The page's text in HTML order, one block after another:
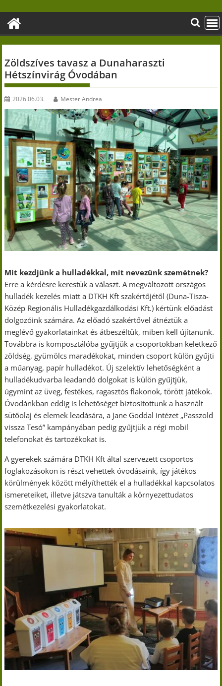
content
Zöldszíves tavasz a Dunaharaszti
Hétszínvirág Óvodában
2026.06.03. Mester Andrea
Mit kezdjünk a hulladékkal, mit nevezünk szemétnek?
Erre a kérdésre kerestük a választ. A megváltozott országos
hulladék kezelés miatt a DTKH Kft szakértőjétől (Duna-Tisza-
Közép Regionális Hulladékgazdálkodási Kft.) kértünk előadást
dolgozóink számára. Az előadó szakértővel átnéztük a
meglévő gyakorlatainkat és átbeszéltük, miben kell újítanunk.
Továbbra is komposztálóba gyűjtjük a csoportokban keletkező
zöldség, gyümölcs maradékokat, minden csoport külön gyűjti
a műanyag, papír hulladékot. Új szelektív lehetőségként a
hulladékudvarba leadandó dolgokat is külön gyűjtjük,
úgymint az üveg, festékes, ragasztós flakonok, törött játékok.
Óvodánkban eddig is lehetőséget biztosítottunk a használt
sütőolaj és elemek leadására, a Jane Goddal intézet „Passzold
vissza Tesó” kampányában pedig gyűjtjük a régi mobil
telefonokat és tartozékokat is.
A gyerekek számára DTKH Kft által szervezett csoportos
foglakozásokon is részt vehettek óvodásaink, így játékos
körülmények között mélyíthették el a hulladékkal kapcsolatos
ismereteiket, illetve játszva tanulták a környezettudatos
szemétkezelési gyakorlatokat.